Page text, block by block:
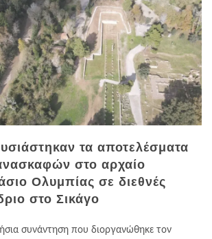
τα αποτελέσματα
στο αρχαίο
Ολυμπίας σε διεθνές
στο Σικάγο
συνάντηση που διοργανώθηκε τον